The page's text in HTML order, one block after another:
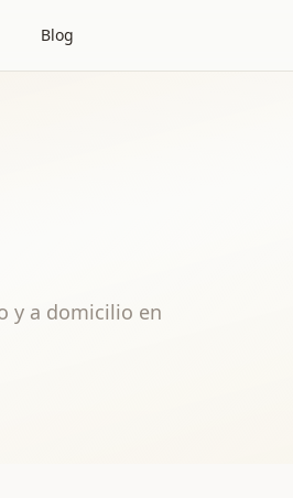
Blog
y a domicilio en